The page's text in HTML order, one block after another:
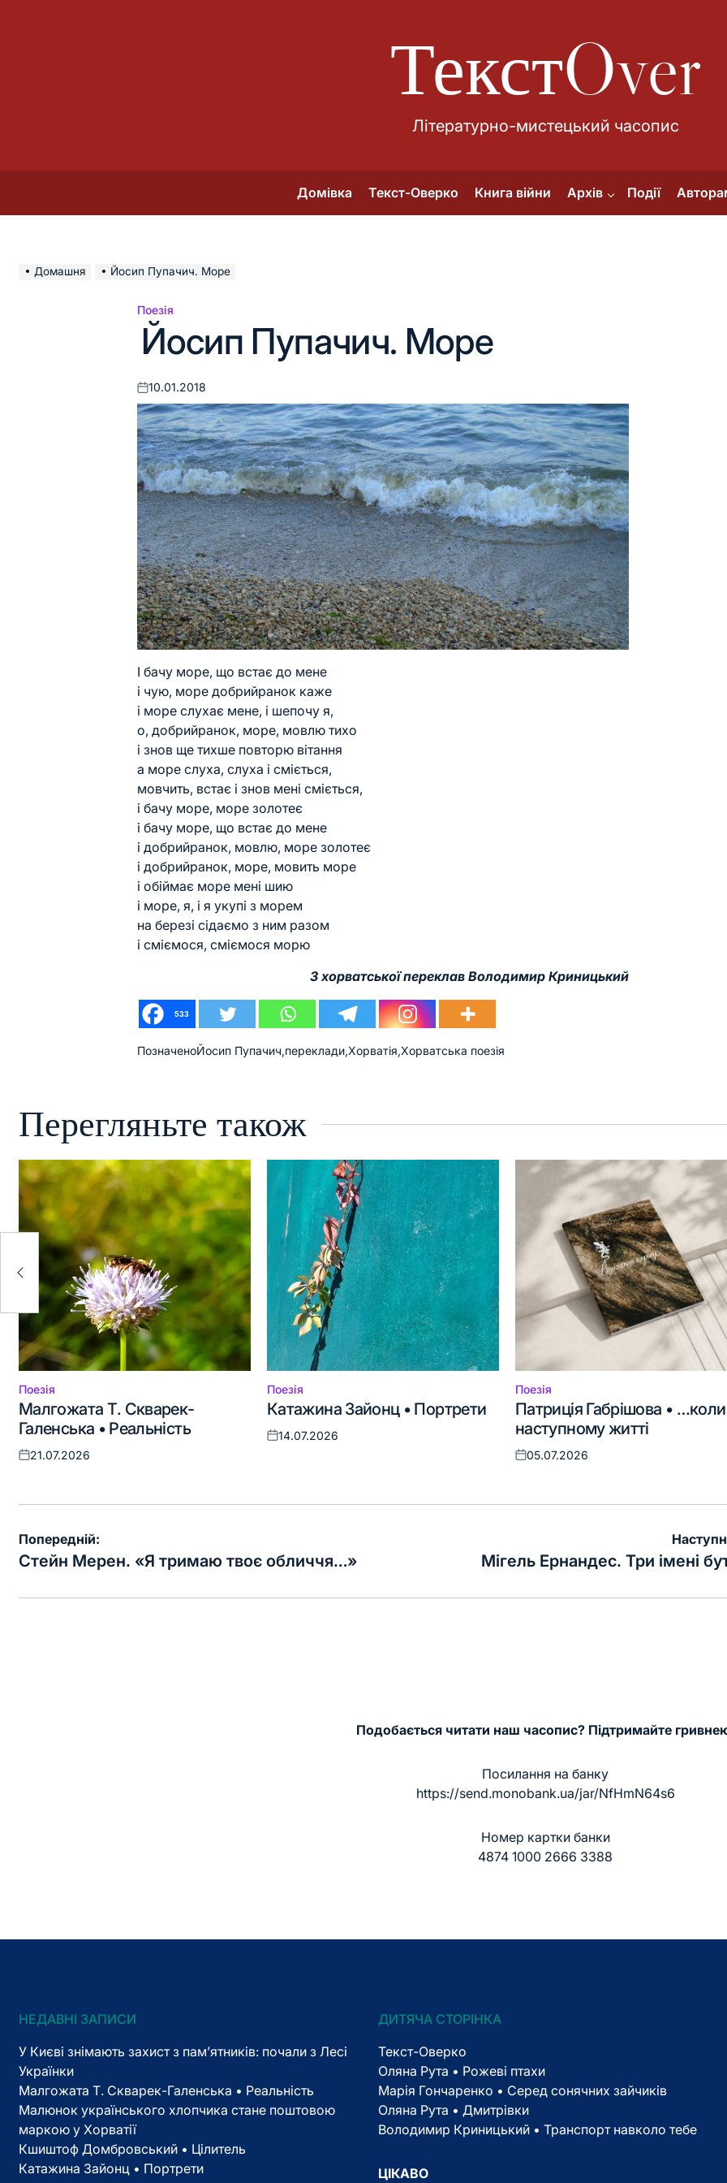
ТекстOver
Літературно-мистецький часопис
Домівка Текст-Оверко Книга війни Архів Події
Домашня Йосип Пупачич. Море
Опублікувати
Поезія
Йосип Пупачич. Море
Оприлюднено
10.01.2018
І бачу море, що встає до мене
і чую, море добрийранок каже
і море слухає мене, і шепочу я,
о, добрийранок, море, мовлю тихо
і знов ще тихше повторю вітання
а море слуха, слуха і сміється,
мовчить, встає і знов мені сміється,
і бачу море, море золотеє
і бачу море, що встає до мене
і добрийранок, мовлю, море золотеє
і добрийранок, море, мовить море
і обіймає море мені шию
і море, я, і я укупі з морем
на березі сідаємо з ним разом
і сміємося, сміємося морю
З хорватської переклав Володимир Криницький
533
ПозначеноЙосип Пупачич,переклади,Хорватія,Хорватська поезія
Перегляньте також
Опублікувати
у
Поезія
Малгожата Т. Скварек-
Галенська • Реальність
Оприлюднено
21.07.2026
Опублікувати
у
Поезія
Катажина Зайонц • Портрети
Оприлюднено
14.07.2026
Опублікувати
у
Поезія
Патриція Габрішова •
наступному житті
Оприлюднено
05.07.2026
Навігація
записів
Попередній:
Стейн Мерен. «Я тримаю твоє обличчя…» Мігель Ернандес. Три імені
Подобається читати наш часопис? Підтримайте
Посилання на банку
https://send.monobank.ua/jar/NfHmN64s6
Номер картки банки
4874 1000 2666 3388
НЕДАВНІ ЗАПИСИ
У Києві знімають захист з пам’ятників: почали з Лесі
Українки
Малгожата Т. Скварек-Галенська • Реальність
Малюнок українського хлопчика стане поштовою
маркою у Хорватії
Кшиштоф Домбровський • Цілитель
Катажина Зайонц • Портрети
ДИТЯЧА СТОРІНКА
Текст-Оверко
Оляна Рута • Рожеві птахи
Марія Гончаренко • Серед сонячних зайчиків
Оляна Рута • Дмитрівки
Володимир Криницький • Транспорт навколо тебе
ЦІКАВО